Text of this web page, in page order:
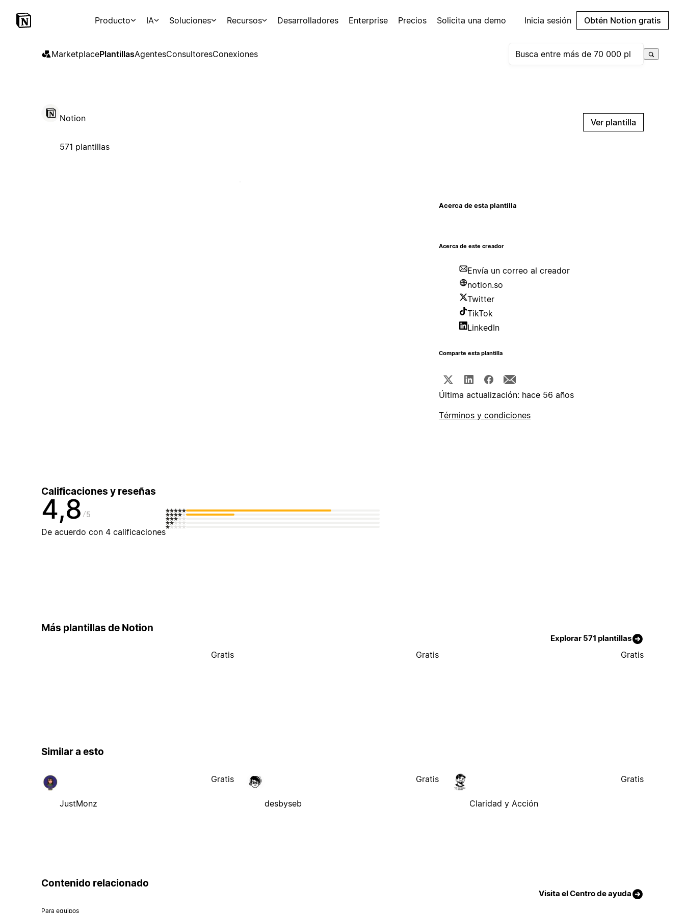
Producto IA Soluciones Recursos Desarrolladores Enterprise Precios Solicita una demo Inicia sesión Obtén Notion gratis
MarketplacePlantillasAgentesConsultoresConexiones
Notion
571 plantillas
Ver plantilla
Acerca de esta plantilla
Acerca de este creador
Envía un correo al creador
notion.so
Twitter
TikTok
LinkedIn
Comparte esta plantilla
Última actualización: hace 56 años
Términos y condiciones
Calificaciones y reseñas
4,8 5
De acuerdo con 4 calificaciones
Más plantillas de Notion
Explorar 571 plantillas
Gratis Gratis Gratis
Similar a esto
JustMonz
Gratis
desbyseb
Gratis
Claridad y Acción
Gratis
Contenido relacionado
Visita el Centro de ayuda
Para equipos